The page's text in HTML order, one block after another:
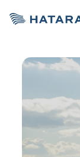
ス紹介
ち情報
ち情報